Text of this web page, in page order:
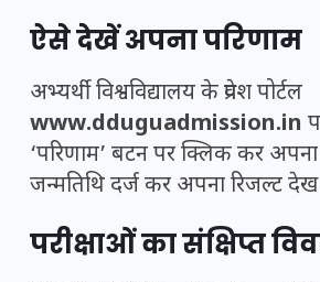
ऐसे देखें अपना परिणाम
अभ्यर्थी विश्वविद्यालय के प्रवेश पोर्टल
www.dduguadmission.in
‘परिणाम’ बटन पर क्लिक कर
जन्मतिथि दर्ज कर अपना रिजल्ट
परीक्षाओं का संक्षिप्त